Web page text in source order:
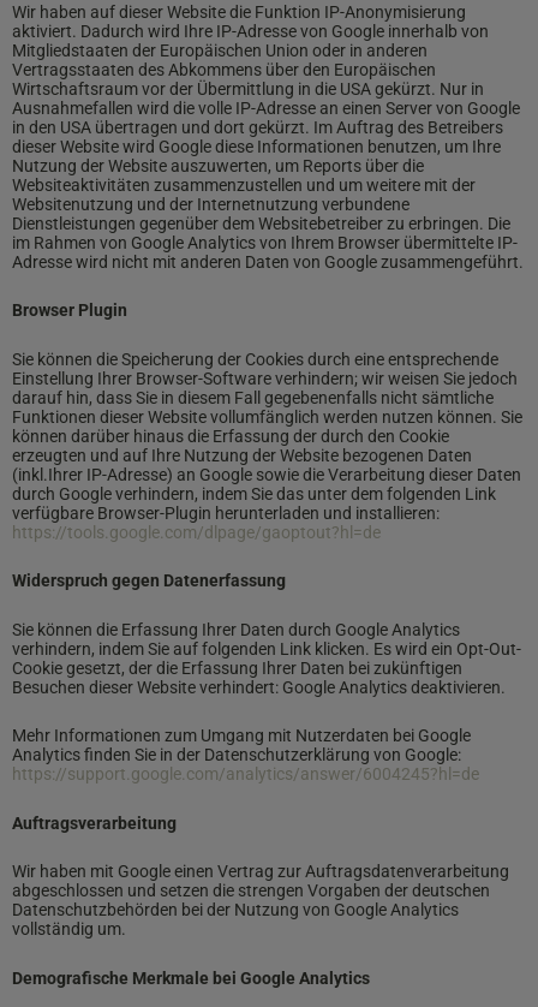
Wir haben auf dieser Website die Funktion IP-Anonymisierung
aktiviert. Dadurch wird Ihre IP-Adresse von Google innerhalb von
Mitgliedstaaten der Europäischen Union oder in anderen
Vertragsstaaten des Abkommens über den Europäischen
Wirtschaftsraum vor der Übermittlung in die USA gekürzt. Nur in
Ausnahmefallen wird die volle IP-Adresse an einen Server von Google
in den USA übertragen und dort gekürzt. Im Auftrag des Betreibers
dieser Website wird Google diese Informationen benutzen, um Ihre
Nutzung der Website auszuwerten, um Reports über die
Websiteaktivitäten zusammenzustellen und um weitere mit der
Websitenutzung und der Internetnutzung verbundene
Dienstleistungen gegenüber dem Websitebetreiber zu erbringen. Die
im Rahmen von Google Analytics von Ihrem Browser übermittelte IP-
Adresse wird nicht mit anderen Daten von Google zusammengeführt.
Browser Plugin
Sie können die Speicherung der Cookies durch eine entsprechende
Einstellung Ihrer Browser-Software verhindern; wir weisen Sie jedoch
darauf hin, dass Sie in diesem Fall gegebenenfalls nicht sämtliche
Funktionen dieser Website vollumfänglich werden nutzen können. Sie
können darüber hinaus die Erfassung der durch den Cookie
erzeugten und auf Ihre Nutzung der Website bezogenen Daten
(inkl.Ihrer IP-Adresse) an Google sowie die Verarbeitung dieser Daten
durch Google verhindern, indem Sie das unter dem folgenden Link
verfügbare Browser-Plugin herunterladen und installieren:
https://tools.google.com/dlpage/gaoptout?hl=de
Widerspruch gegen Datenerfassung
Sie können die Erfassung Ihrer Daten durch Google Analytics
verhindern, indem Sie auf folgenden Link klicken. Es wird ein Opt-Out-
Cookie gesetzt, der die Erfassung Ihrer Daten bei zukünftigen
Besuchen dieser Website verhindert: Google Analytics deaktivieren.
Mehr Informationen zum Umgang mit Nutzerdaten bei Google
Analytics finden Sie in der Datenschutzerklärung von Google:
https://support.google.com/analytics/answer/6004245?hl=de
Auftragsverarbeitung
Wir haben mit Google einen Vertrag zur Auftragsdatenverarbeitung
abgeschlossen und setzen die strengen Vorgaben der deutschen
Datenschutzbehörden bei der Nutzung von Google Analytics
vollständig um.
Demografische Merkmale bei Google Analytics